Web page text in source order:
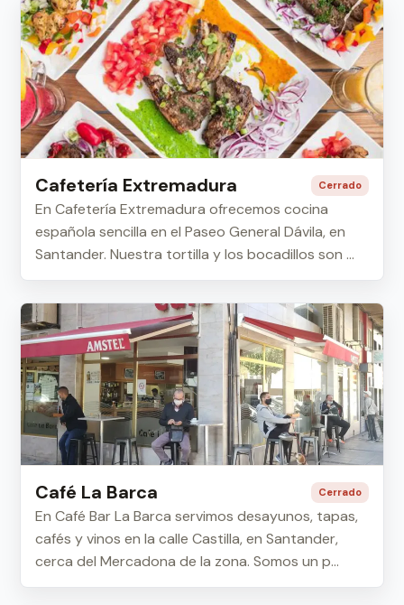
Cafetería Extremadura Cerrado
En Cafetería Extremadura ofrecemos cocina
española sencilla en el Paseo General Dávila, en
Santander. Nuestra tortilla y los bocadillos son ...
Café La Barca Cerrado
En Café Bar La Barca servimos desayunos, tapas,
cafés y vinos en la calle Castilla, en Santander,
cerca del Mercadona de la zona. Somos un p...